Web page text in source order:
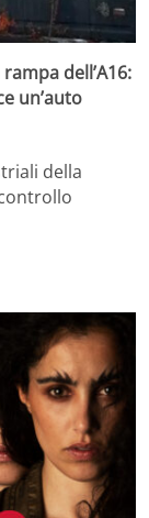
dell’A16:
un’auto
della